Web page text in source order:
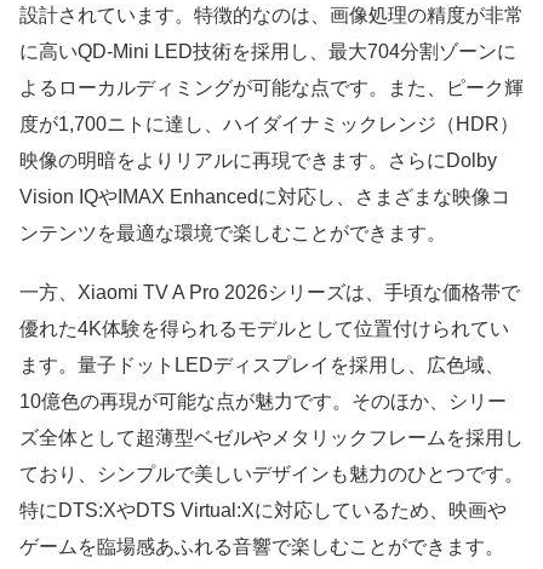
設計されています。特徴的なのは、画像処理の精度が非常
に高いQD-Mini LED技術を採用し、最大704分割ゾーンに
よるローカルディミングが可能な点です。また、ピーク輝
度が1,700ニトに達し、ハイダイナミックレンジ（HDR）
映像の明暗をよりリアルに再現できます。さらにDolby
Vision IQやIMAX Enhancedに対応し、さまざまな映像コ
ンテンツを最適な環境で楽しむことができます。
一方、Xiaomi TV A Pro 2026シリーズは、手頃な価格帯で
優れた4K体験を得られるモデルとして位置付けられてい
ます。量子ドットLEDディスプレイを採用し、広色域、
10億色の再現が可能な点が魅力です。そのほか、シリー
ズ全体として超薄型ベゼルやメタリックフレームを採用し
ており、シンプルで美しいデザインも魅力のひとつです。
特にDTS:XやDTS Virtual:Xに対応しているため、映画や
ゲームを臨場感あふれる音響で楽しむことができます。